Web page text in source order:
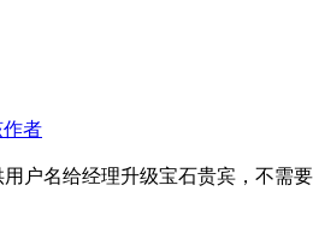
作者
户名给经理升级宝石贵宾，不需